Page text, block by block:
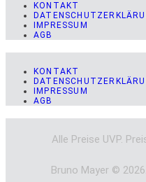
KONTAKT
IMPRESSUM
AGB
KONTAKT
IMPRESSUM
AGB
Alle Preise UVP.
Bruno Mayer ©